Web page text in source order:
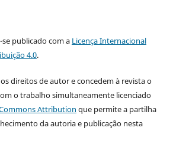
publicado com a Licença Internacional
4.0.
direitos de autor e concedem à revista o
o trabalho simultaneamente licenciado
Attribution que permite a partilha
da autoria e publicação nesta